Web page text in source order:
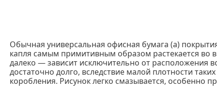
Обычная универсальная офисная бумага (a)
капля самым примитивным образом растекается во
далеко — зависит исключительно от расположения
достаточно долго, вследствие малой плотности
коробления. Рисунок легко смазывается, особенно